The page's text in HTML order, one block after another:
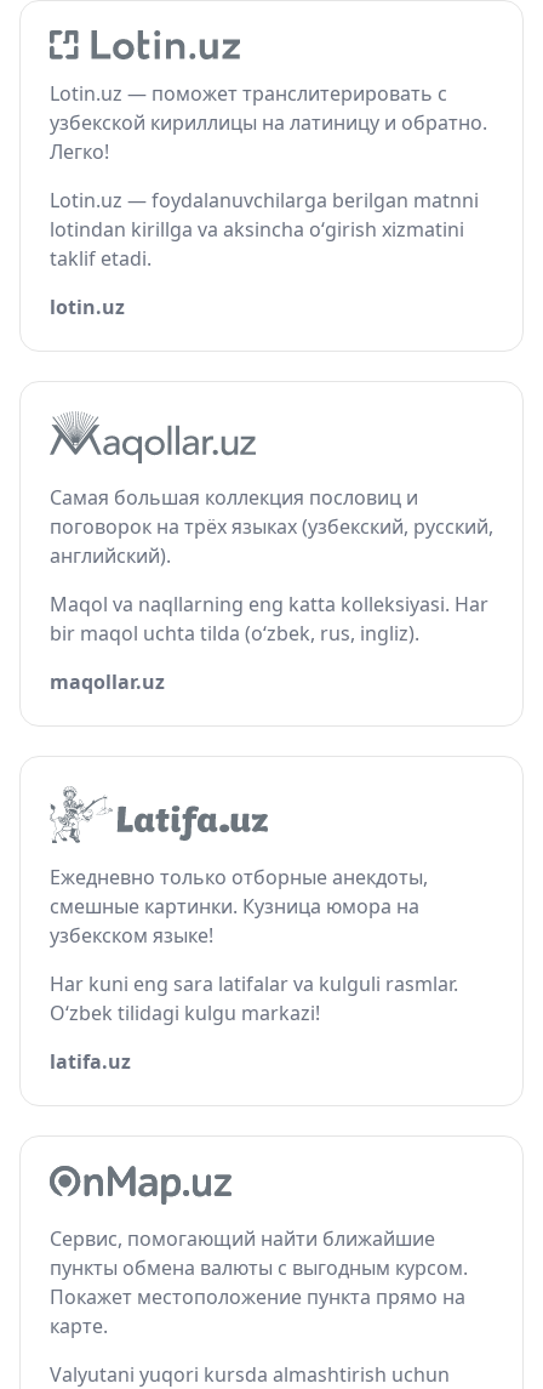
Lotin.uz — поможет транслитерировать с
узбекской кириллицы на латиницу и обратно.
Легко!
Lotin.uz — foydalanuvchilarga berilgan matnni
lotindan kirillga va aksincha o‘girish xizmatini
taklif etadi.
lotin.uz
Самая большая коллекция пословиц и
поговорок на трёх языках (узбекский, русский,
английский).
Maqol va naqllarning eng katta kolleksiyasi. Har
bir maqol uchta tilda (o‘zbek, rus, ingliz).
maqollar.uz
Ежедневно только отборные анекдоты,
смешные картинки. Кузница юмора на
узбекском языке!
Har kuni eng sara latifalar va kulguli rasmlar.
O‘zbek tilidagi kulgu markazi!
latifa.uz
Сервис, помогающий найти ближайшие
пункты обмена валюты с выгодным курсом.
Покажет местоположение пункта прямо на
карте.
Valyutani yuqori kursda almashtirish uchun